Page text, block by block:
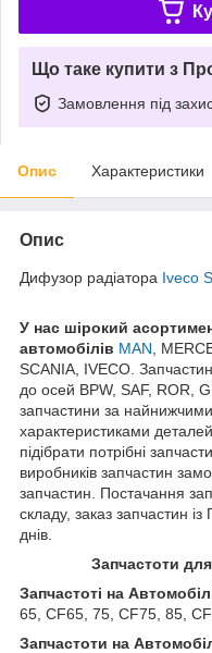
Що таке купити з
Замовлення під
Опис Характеристики
Опис
Дифузор радіатора Iveco
У нас шірокий
автомобілів MAN ,
SCANIA, IVECO.
до осей BPW, SAF, ROR,
запчастини за
характеристиками
підібрати потрібні
виробників запчастин
запчастин. Постачання
складу, заказ запчастин
днів.
Запчастоти
Запчастоті на
65, CF65, 75, CF75, 85,
Запчастоти на